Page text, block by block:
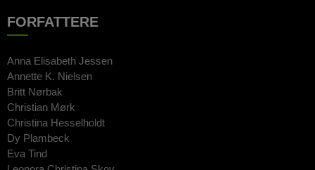
FORFATTERE
Anna Elisabeth Jessen
Annette K. Nielsen
Britt Nørbak
Christian Mørk
Christina Hesselholdt
Dy Plambeck
Eva Tind